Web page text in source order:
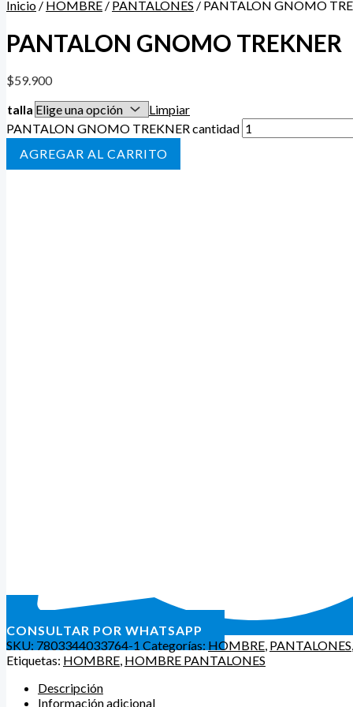
Inicio / HOMBRE / PANTALONES / PANTALON GNOMO
PANTALON GNOMO TREKNER
$59.900
talla
Limpiar
PANTALON GNOMO TREKNER cantidad
AÑADIR AL CARRITO
CONSULTAR POR WHATSAPP
SKU: 7803344033764-1 Categorías: HOMBRE PANTALONES
Etiquetas: HOMBRE HOMBRE PANTALONES
Descripción
Información adicional